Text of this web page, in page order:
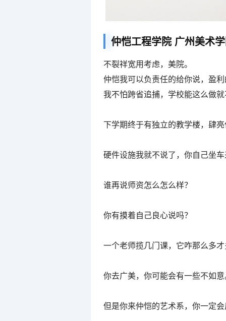
仲恺工程学院 广州美术
不裂祥宽用考虑，美院。
仲恺我可以负责任的给你说，盈
我不怕跨省追捕，学校能这么做
下学期终于有独立的教学楼，肆
硬件设施我就不说了，你自己坐
谁再说师资怎么怎么样？
你有摸着自己良心说吗？
一个老师揽几门课，它咋那么多
你去广美，你可能会有一些不如
但是你来仲恺的艺术系，你一定